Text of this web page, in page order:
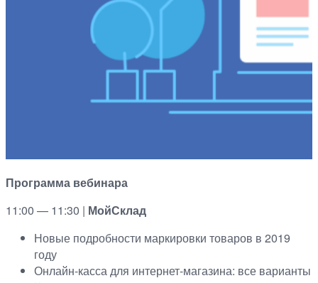
Программа вебинара
11:00 — 11:30 | МойСклад
Новые подробности маркировки товаров в 2019
году
Онлайн-касса для интернет-магазина: все варианты